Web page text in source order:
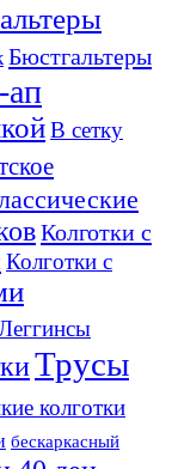
Бюстгальтеры
ап
В сетку
Колготки с
Колготки с
Трусы
колготки
бескаркасный